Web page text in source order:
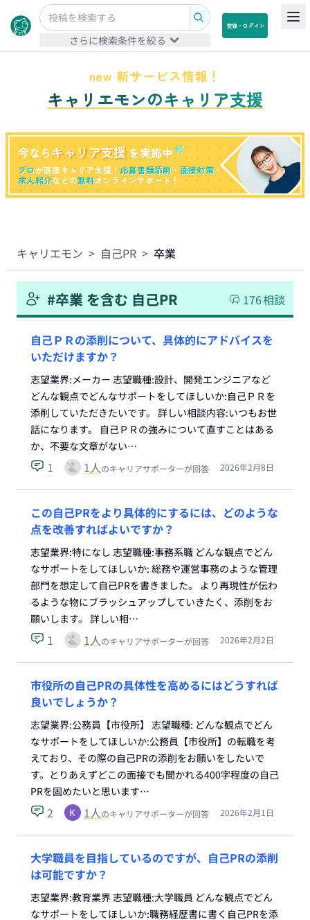
さらに検索条件を絞る
登録・ログイン
new 新サービス情報！
キャリエモンのキャリア支援
今なら キャリア支援 を実施中
プロが直接キャリア支援！応募書類添削 ・ 面接対策・
求人紹介などの無料オンラインサポート！
キャリエモン > 自己PR > 卒業
#卒業 を含む 自己PR 176相談
自己ＰＲの添削について、具体的にアドバイスを
いただけますか？
志望業界:メーカー 志望職種:設計、開発エンジニアなど
どんな観点でどんなサポートをしてほしいか:自己ＰＲを
添削していただきたいです。 詳しい相談内容:いつもお世
話になります。 自己ＰＲの強みについて直すことはある
か、不要な文章がない…
1 1人のキャリアサポーターが回答 2026年2月8日
この自己PRをより具体的にするには、どのような
点を改善すればよいですか？
志望業界:特になし 志望職種:事務系職 どんな観点でどん
なサポートをしてほしいか: 総務や運営事務のような管理
部門を想定して自己PRを書きました。 より再現性が伝わ
るような物にブラッシュアップしていきたく、添削をお
願いします。 詳しい相…
1 1人のキャリアサポーターが回答 2026年2月2日
市役所の自己PRの具体性を高めるにはどうすれば
良いでしょうか？
志望業界:公務員【市役所】 志望職種: どんな観点でどん
なサポートをしてほしいか:公務員【市役所】の転職を考
えており、その際の自己PRの添削をお願いをしたいで
す。とりあえずどこの面接でも聞かれる400字程度の自己
PRを固めたいと思います…
2 1人のキャリアサポーターが回答 2026年2月1日
大学職員を目指しているのですが、自己PRの添削
は可能ですか？
志望業界:教育業界 志望職種:大学職員 どんな観点でどん
なサポートをしてほしいか:職務経歴書に書く自己PRを添